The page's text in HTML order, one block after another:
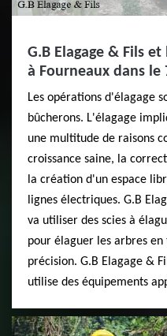
G.B Elagage & Fils
à Fourneaux dans le
Les opérations d'élagage
bûcherons. L'élagage
une multitude de raisons
croissance saine, la
la création d'un espace
lignes électriques. G.B
va utiliser des scies à
pour élaguer les arbres
précision. G.B Elagage &
utilise des équipements